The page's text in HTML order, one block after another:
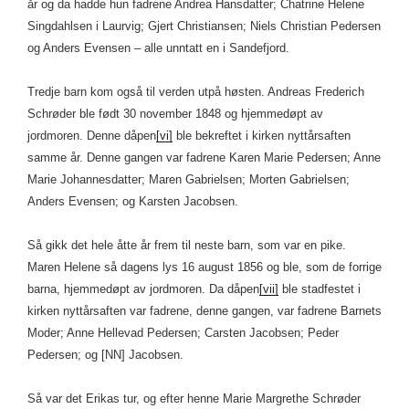
år og da hadde hun fadrene Andrea Hansdatter; Chatrine Helene
Singdahlsen i Laurvig; Gjert Christiansen; Niels Christian Pedersen
og Anders Evensen – alle unntatt en i Sandefjord.
Tredje barn kom også til verden utpå høsten. Andreas Frederich
Schrøder ble født 30 november 1848 og hjemmedøpt av
jordmoren. Denne dåpen[vi] ble bekreftet i kirken nyttårsaften
samme år. Denne gangen var fadrene Karen Marie Pedersen; Anne
Marie Johannesdatter; Maren Gabrielsen; Morten Gabrielsen;
Anders Evensen; og Karsten Jacobsen.
Så gikk det hele åtte år frem til neste barn, som var en pike.
Maren Helene så dagens lys 16 august 1856 og ble, som de forrige
barna, hjemmedøpt av jordmoren. Da dåpen[vii] ble stadfestet i
kirken nyttårsaften var fadrene, denne gangen, var fadrene Barnets
Moder; Anne Hellevad Pedersen; Carsten Jacobsen; Peder
Pedersen; og [NN] Jacobsen.
Så var det Erikas tur, og efter henne Marie Margrethe Schrøder